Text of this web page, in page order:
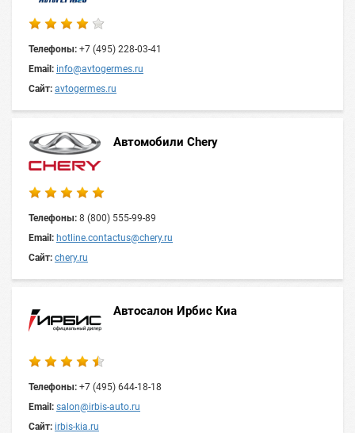
Телефоны: +7 (495) 228-03-41
Email: info@avtogermes.ru
Сайт: avtogermes.ru
Автомобили Chery
Телефоны: 8 (800) 555-99-89
Email: hotline.contactus@chery.ru
Сайт: chery.ru
Автосалон Ирбис Киа
Телефоны: +7 (495) 644-18-18
Email: salon@irbis-auto.ru
Сайт: irbis-kia.ru